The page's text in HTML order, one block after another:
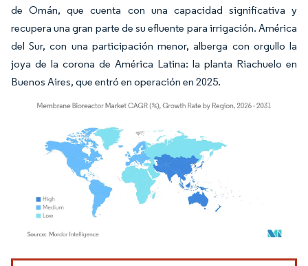
de Omán, que cuenta con una capacidad significativa y
recupera una gran parte de su efluente para irrigación. América
del Sur, con una participación menor, alberga con orgullo la
joya de la corona de América Latina: la planta Riachuelo en
Buenos Aires, que entró en operación en 2025.
Imagen © Mordor Intelligence. El uso requiere atribución según CC BY 4.0.